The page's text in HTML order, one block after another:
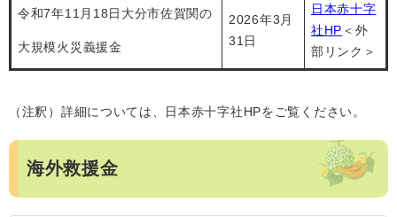
令和7年11月18日大分市佐賀関の
大規模火災義援金
2026年3月
31日
日本赤十字
社HP ＜外
部リンク＞
（注釈）詳細については、日本赤十字社HPをご覧ください。
海外救援金